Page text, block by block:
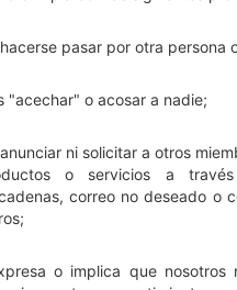
pasar por otra persona
"acechar" o acosar a nadie;
ni solicitar a otros
o servicios a
correo no deseado o
o implica que nosotros